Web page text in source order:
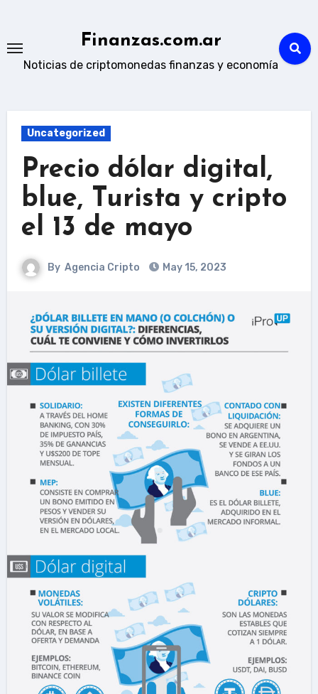
content
Finanzas.com.ar
Noticias de criptomonedas finanzas y economía
Uncategorized
Precio dólar digital,
blue, Turista y cripto
el 13 de mayo
By Agencia Cripto May 15, 2023